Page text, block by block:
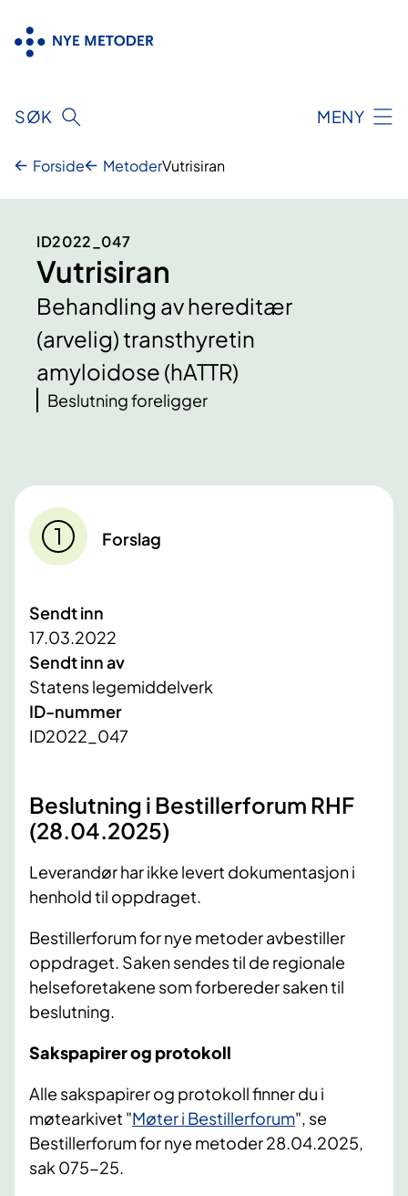
innhold
SØK MENY
Forside MetoderVutrisiran
ID2022_047
Vutrisiran
Behandling av hereditær
(arvelig) transthyretin
amyloidose (hATTR)
Beslutning foreligger
Forslag
Sendt inn
17.03.2022
Sendt inn av
Statens legemiddelverk
ID-nummer
ID2022_047
Beslutning i Bestillerforum RHF
(28.04.2025)
Leverandør har ikke levert dokumentasjon i
henhold til oppdraget.
Bestillerforum for nye metoder avbestiller
oppdraget. Saken sendes til de regionale
helseforetakene som forbereder saken til
beslutning.
Sakspapirer og protokoll
Alle sakspapirer og protokoll finner du i
møtearkivet "Møter i Bestillerforum", se
Bestillerforum for nye metoder 28.04.2025,
sak 075-25.